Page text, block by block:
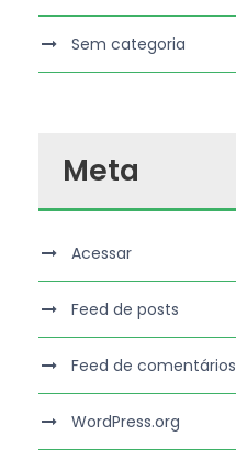
Sem categoria
Meta
Acessar
Feed de posts
Feed de comentários
WordPress.org